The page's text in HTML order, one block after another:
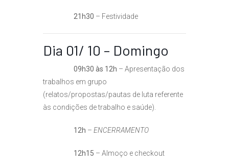
21h30 – Festividade
Dia 01/ 10 – Domingo
09h30 às 12h – Apresentação dos
trabalhos em grupo
(relatos/propostas/pautas de luta referente
às condições de trabalho e saúde).
12h – ENCERRAMENTO
12h15 – Almoço e checkout